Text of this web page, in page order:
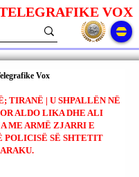
VOX
TIRANË | U SHPALLËN NË
ALDO LIKA DHE ALI
ME ARMË ZJARRI E
POLICISË SË SHTETIT
Vox